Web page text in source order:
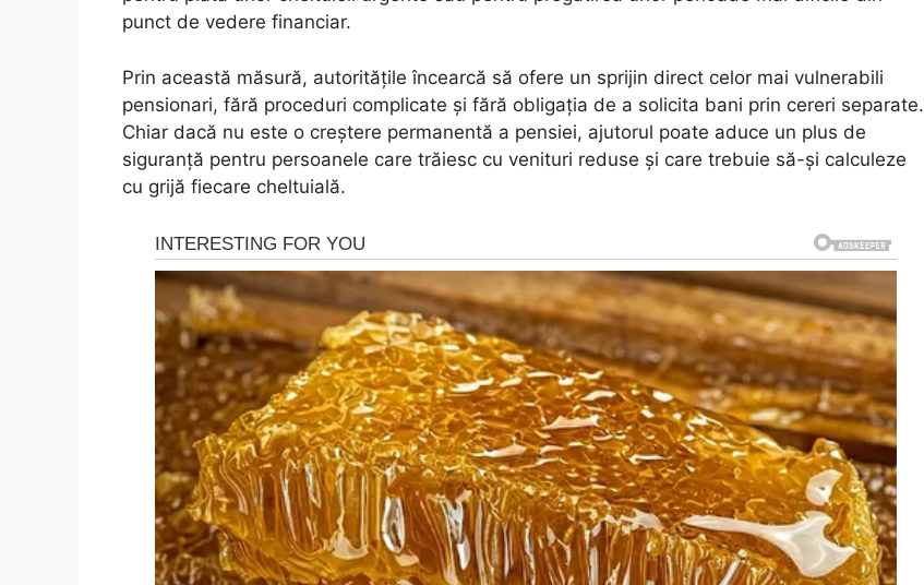
punct de vedere financiar.
Prin această măsură, autoritățile încearcă să ofere un sprijin direct celor mai vulnerabili
pensionari, fără proceduri complicate și fără obligația de a solicita bani prin cereri separate.
Chiar dacă nu este o creștere permanentă a pensiei, ajutorul poate aduce un plus de
siguranță pentru persoanele care trăiesc cu venituri reduse și care trebuie să-și calculeze
cu grijă fiecare cheltuială.